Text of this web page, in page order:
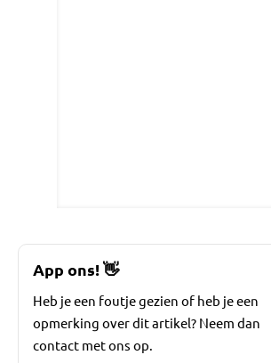
App ons!👋
Heb je een foutje gezien of heb je een
opmerking over dit artikel? Neem dan
contact met ons op.